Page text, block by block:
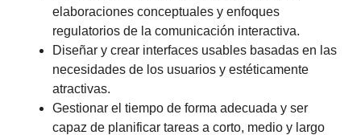
elaboraciones conceptuales y enfoques
regulatorios de la comunicación interactiva.
Diseñar y crear interfaces usables basadas en las
necesidades de los usuarios y estéticamente
atractivas.
Gestionar el tiempo de forma adecuada y ser
capaz de planificar tareas a corto, medio y largo